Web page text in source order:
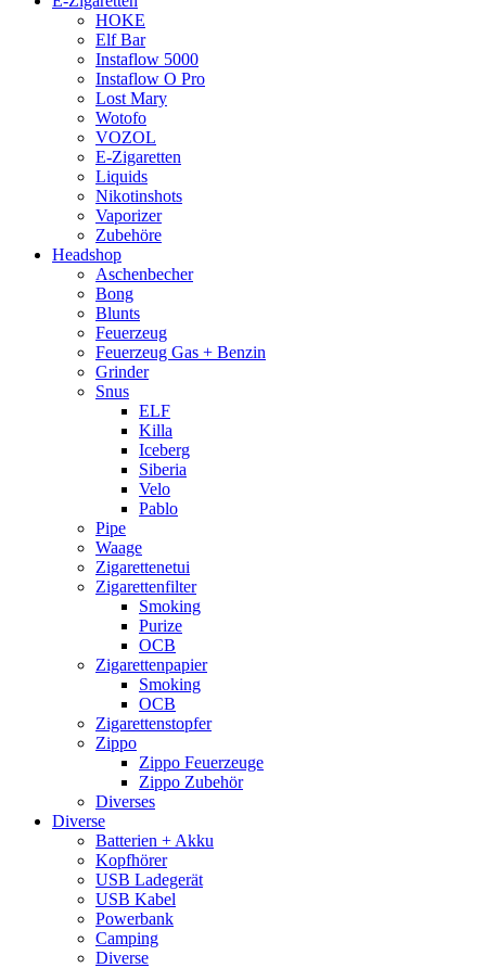
HOKE
Elf Bar
Instaflow 5000
Instaflow O Pro
Lost Mary
Wotofo
VOZOL
E-Zigaretten
Liquids
Nikotinshots
Vaporizer
Zubehöre
Headshop
Aschenbecher
Bong
Blunts
Feuerzeug
Feuerzeug Gas + Benzin
Grinder
Snus
ELF
Killa
Iceberg
Siberia
Velo
Pablo
Pipe
Waage
Zigarettenetui
Zigarettenfilter
Smoking
Purize
OCB
Zigarettenpapier
Smoking
OCB
Zigarettenstopfer
Zippo
Zippo Feuerzeuge
Zippo Zubehör
Diverses
Diverse
Batterien + Akku
Kopfhörer
USB Ladegerät
USB Kabel
Powerbank
Camping
Diverse